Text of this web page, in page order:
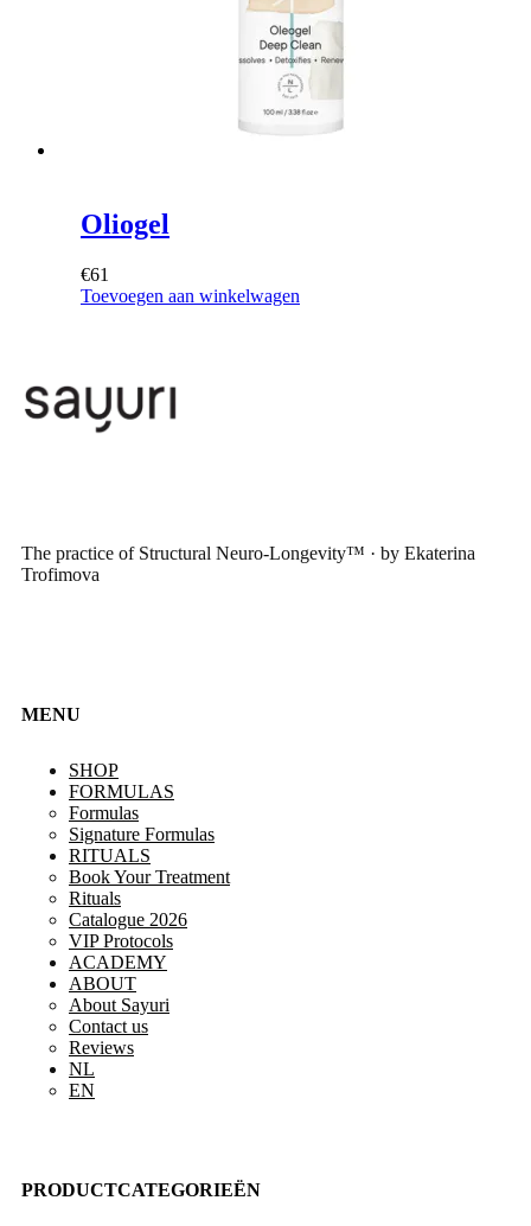
Oliogel
€61
Toevoegen aan winkelwagen
The practice of Structural Neuro-Longevity™ · by Ekaterina
Trofimova
MENU
SHOP
FORMULAS
Formulas
Signature Formulas
RITUALS
Book Your Treatment
Rituals
Catalogue 2026
VIP Protocols
ACADEMY
ABOUT
About Sayuri
Contact us
Reviews
NL
EN
PRODUCTCATEGORIEËN